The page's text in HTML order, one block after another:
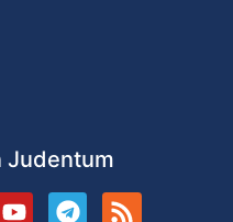
Judentum